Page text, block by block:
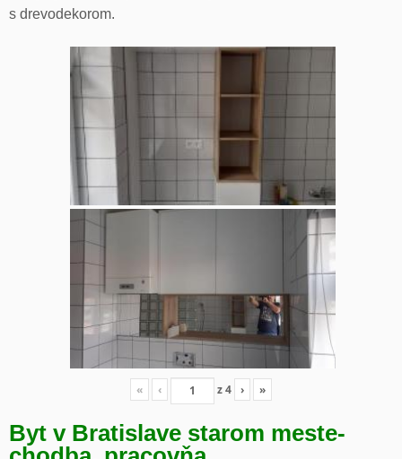
s drevodekorom.
« ‹ z4 › »
Byt v Bratislave starom meste-